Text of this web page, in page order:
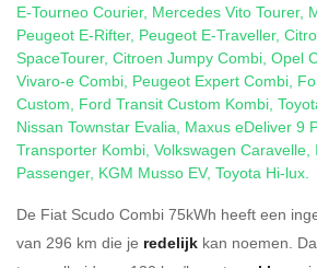
E-Tourneo Courier, Mercedes Vito Tourer,
Peugeot E-Rifter, Peugeot E-Traveller,
SpaceTourer, Citroen Jumpy Combi, Opel
Vivaro-e Combi, Peugeot Expert Combi,
Custom, Ford Transit Custom Kombi,
Nissan Townstar Evalia, Maxus eDeliver 9
Transporter Kombi, Volkswagen Caravelle,
Passenger, KGM Musso EV, Toyota Hi-lux.
De Fiat Scudo Combi 75kWh heeft een
van 296 km die je redelijk kan noemen.